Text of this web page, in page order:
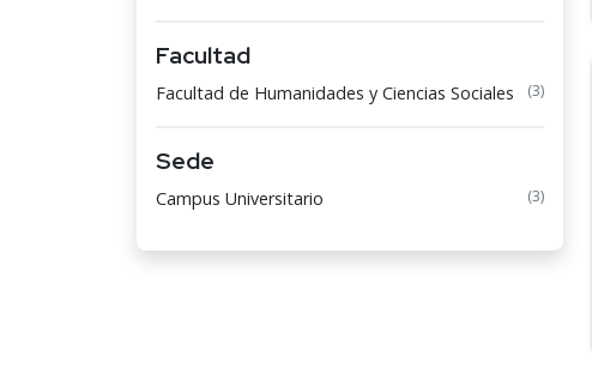
Facultad
Facultad de Humanidades y Ciencias Sociales (3)
Sede
Campus Universitario (3)